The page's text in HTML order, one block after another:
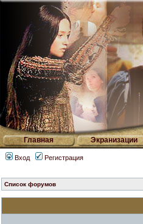
Главная Экранизации
Вход Регистрация
Список форумов